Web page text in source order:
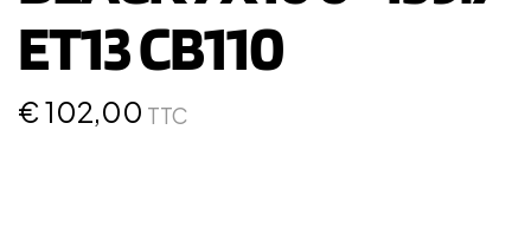
ET13 CB110
€ 102,00 TTC